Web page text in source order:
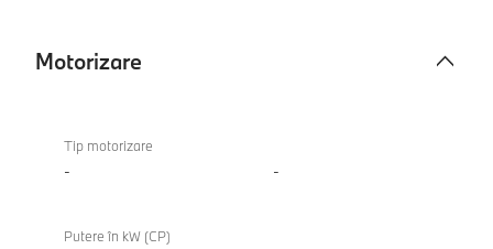
Motorizare
Tip motorizare
- -
Putere în kW (CP)